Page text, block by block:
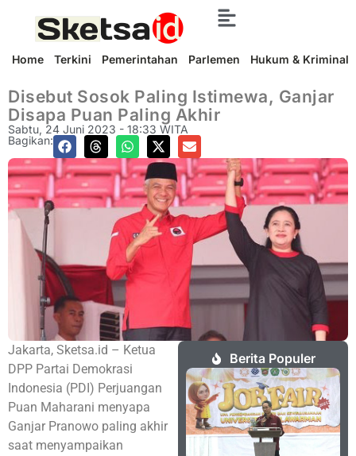
Home Terkini Pemerintahan Parlemen Hukum & Kriminal
Disebut Sosok Paling Istimewa, Ganjar
Disapa Puan Paling Akhir
Sabtu, 24 Juni 2023 - 18:33 WITA
Bagikan:
Jakarta, Sketsa.id – Ketua
DPP Partai Demokrasi
Indonesia (PDI) Perjuangan
Puan Maharani menyapa
Ganjar Pranowo paling akhir
saat menyampaikan
Berita Populer